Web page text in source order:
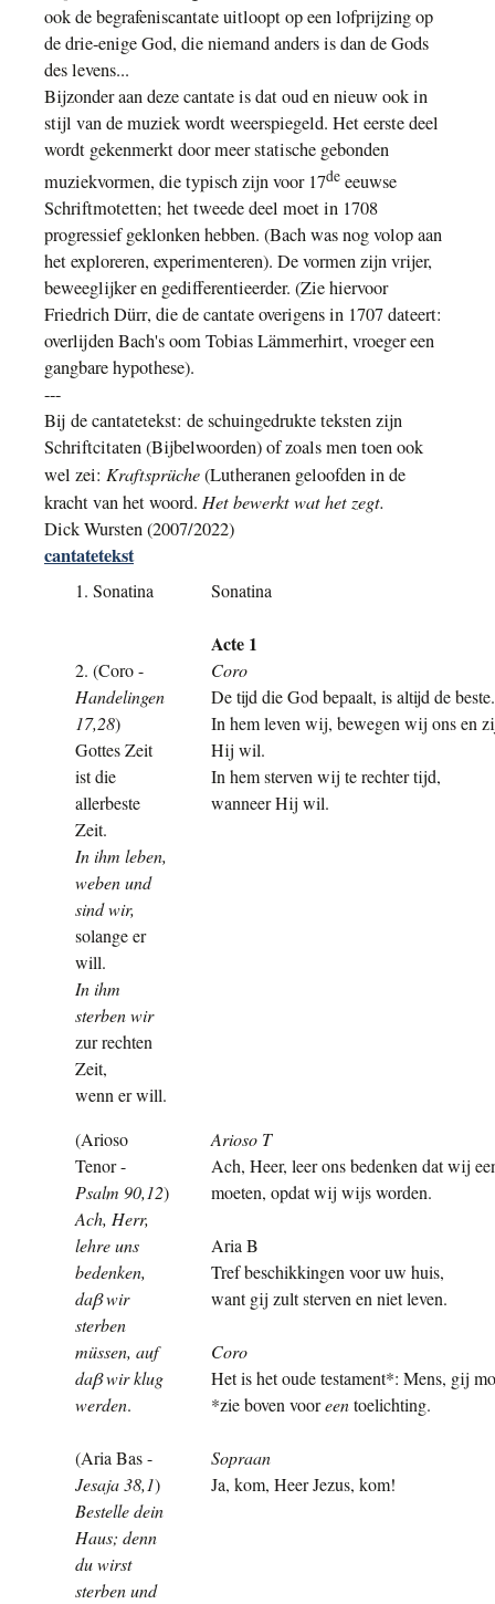
ook de begrafeniscantate uitloopt op een lofprijzing op
de drie-enige God, die niemand anders is dan de Gods
des levens...
Bijzonder aan deze cantate is dat oud en nieuw ook in
stijl van de muziek wordt weerspiegeld. Het eerste deel
wordt gekenmerkt door meer statische gebonden
muziekvormen, die typisch zijn voor 17de eeuwse
Schriftmotetten; het tweede deel moet in 1708
progressief geklonken hebben. (Bach was nog volop aan
hetexploreren, experimenteren). De vormen zijn vrijer,
beweeglijker en gedifferentieerder. (Zie hiervoor
FriedrichDürr, die de cantate overigens in 1707 dateert:
overlijden Bach's oom Tobias Lämmerhirt, vroeger een
gangbare hypothese).
---
Bij de cantatetekst: de schuingedrukte teksten zijn
Schriftcitaten (Bijbelwoorden)of zoals men toen ook
wel zei: Kraftsprüche(Lutheranen geloofden in de
kracht van het woord. Het bewerkt wat het zegt.
Dick Wursten (2007/2022)
cantatetekst
1. Sonatina
2. (Coro-
Handelingen
17,28)
Gottes Zeit
ist die
allerbeste
Zeit.
In ihm leben,
weben und
sind wir,
solange er
will.
In ihm
sterben wir
zur rechten
Zeit,
wenn er will.
Sonatina
Acte 1
Coro
De tijd dieGod bepaalt, is altijd de beste.
In hem leven wij, bewegen wij ons en
Hij wil.
In hem sterven wij te rechter tijd,
wanneer Hij wil.
(Arioso
Tenor-
Psalm 90,12)
Ach, Herr,
lehre uns
bedenken,
daβ wir
sterben
müssen, auf
daβ wir klug
werden.
(Aria Bas-
Jesaja 38,1)
Bestelle dein
Haus; denn
du wirst
sterben und
Arioso T
Ach, Heer, leer ons bedenken dat wij
moeten, opdat wij wijs worden.
Aria B
Tref beschikkingen voor uw huis,
want gij zult sterven en niet leven.
Coro
Het is het oudetestament*: Mens, gij
*zie boven vooreentoelichting.
Sopraan
Ja, kom, Heer Jezus, kom!